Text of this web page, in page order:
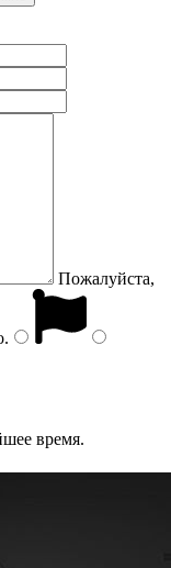
Пожалуйста,
.
время.